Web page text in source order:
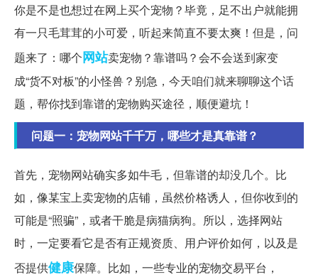
你是不是也想过在网上买个宠物？毕竟，足不出户就能拥
有一只毛茸茸的小可爱，听起来简直不要太爽！但是，问
题来了：哪个网站卖宠物？靠谱吗？会不会送到家变
成“货不对板”的小怪兽？别急，今天咱们就来聊聊这个话
题，帮你找到靠谱的宠物购买途径，顺便避坑！
问题一：宠物网站千千万，哪些才是真靠谱？
首先，宠物网站确实多如牛毛，但靠谱的却没几个。比
如，像某宝上卖宠物的店铺，虽然价格诱人，但你收到的
可能是“照骗”，或者干脆是病猫病狗。所以，选择网站
时，一定要看它是否有正规资质、用户评价如何，以及是
否提供健康保障。比如，一些专业的宠物交易平台，